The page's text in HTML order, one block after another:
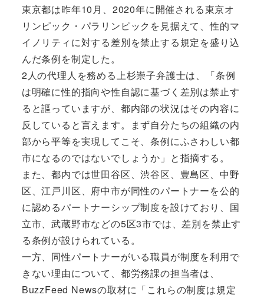
東京都は昨年10月、2020年に開催される東京オ
リンピック・パラリンピックを見据えて、性的マ
イノリティに対する差別を禁止する規定を盛り込
んだ条例を制定した。
2人の代理人を務める上杉崇子弁護士は、「条例
は明確に性的指向や性自認に基づく差別は禁止す
ると謳っていますが、都内部の状況はその内容に
反していると言えます。まず自分たちの組織の内
部から平等を実現してこそ、条例にふさわしい都
市になるのではないでしょうか」と指摘する。
また、都内では世田谷区、渋谷区、豊島区、中野
区、江戸川区、府中市が同性のパートナーを公的
に認めるパートナーシップ制度を設けており、国
立市、武蔵野市などの5区3市では、差別を禁止す
る条例が設けられている。
一方、同性パートナーがいる職員が制度を利用で
きない理由について、都労務課の担当者は、
BuzzFeed Newsの取材に「これらの制度は規定